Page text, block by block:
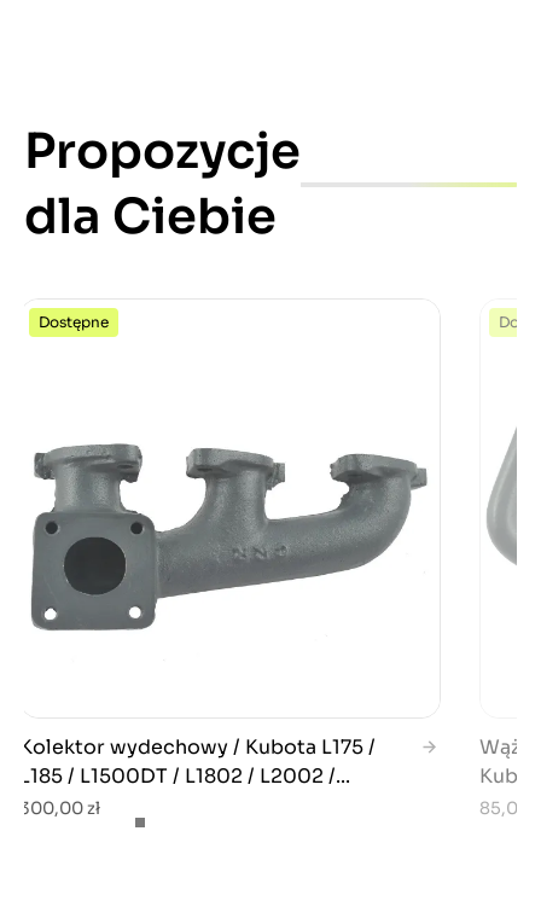
Propozycje
dla Ciebie
Dostępne
Kolektor wydechowy / Kubota L175 /
L185 / L1500DT / L1802 / L2002 /...
300,00 zł
Wąż
85,00